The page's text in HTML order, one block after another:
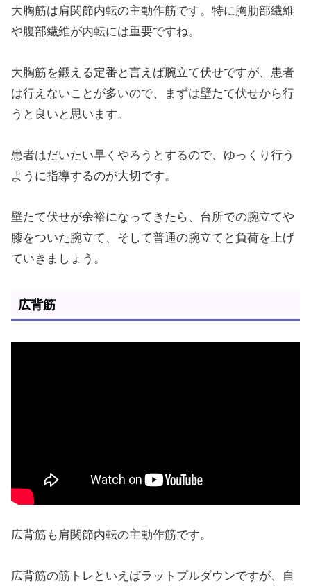
大胸筋は肩関節内転の主動作筋です。特に胸肋部繊維
や腹部繊維が内転には重要ですね。
大胸筋を鍛える定番と言えば腕立て伏せですが、患者
は行えないことが多いので、まずは壁たて伏せから行
うと良いと思います。
患者はだいたい早くやろうとするので、ゆっくり行う
ように指導するのが大切です。
壁たて伏せが余裕になってきたら、台所での腕立てや
膝をついた腕立て、そして普通の腕立てと負荷を上げ
ていきましょう。
広背筋
広背筋も肩関節内転の主動作筋です。
広背筋の筋トレといえばラットプルダウンですが、自